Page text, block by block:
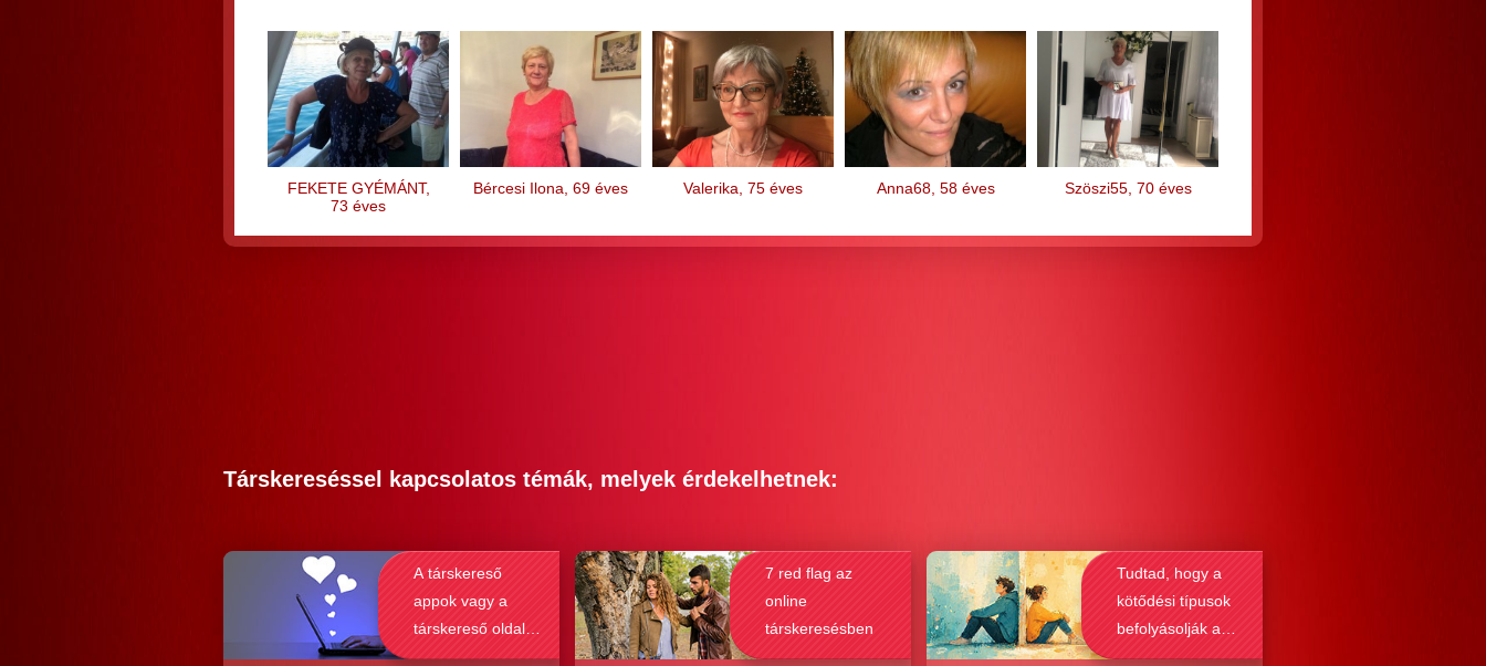
FEKETE GYÉMÁNT,
73 éves
Bércesi Ilona, 69 éves Valerika, 75 éves Anna68, 58 éves Szöszi55, 70 éves
Társkereséssel kapcsolatos témák, melyek érdekelhetnek:
A társkereső
appok vagy a
társkereső oldalak
alkalmasabbak a
7 red flag az
online
társkeresésben
Tudtad, hogy a
kötődési típusok
befolyásolják a
társkeresést is?